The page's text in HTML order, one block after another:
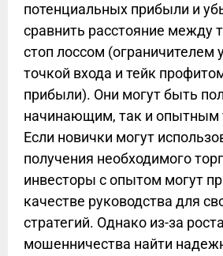
потенциальных прибыли и
сравнить расстояние между
стоп лоссом (ограничителем
точкой входа и тейк
прибыли). Они могут быть
начинающим, так и опытным
Если новички могут
получения необходимого
инвесторы с опытом могут
качестве руководства для
стратегий. Однако из-за
мошенничества найти